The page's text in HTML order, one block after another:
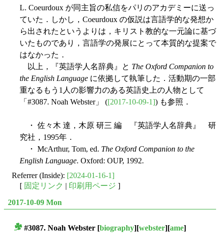
L. Coeurdoux が同主旨の私信をパリのアカデミーに送っ
ていた．しかし，Coeurdoux の仮説は言語学的な発想か
ら出されたというよりは，キリスト教的な一元論に基づ
いたものであり，言語学の発展にとって本質的な提案で
はなかった．
以上，『英語学人名辞典』と The Oxford Companion to
the English Language に依拠して執筆した．活動期の一部
重なるもう1人の影響力のある英語史上の人物として
「#3087. Noah Webster」 ([2017-10-09-1]) も参照．
・ 佐々木 達，木原 研三 編 『英語学人名辞典』 研
究社，1995年．
・ McArthur, Tom, ed. The Oxford Companion to the
English Language. Oxford: OUP, 1992.
Referrer (Inside): [2024-01-16-1]
[ 固定リンク | 印刷用ページ ]
2017-10-09 Mon
#3087. Noah Webster [biography][webster][ame]